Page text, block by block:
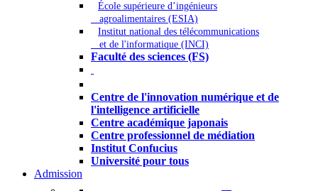
École supérieure d’ingénieurs
agroalimentaires (ESIA)
Institut national des télécommunications
et de l'informatique (INCI)
Faculté des sciences (FS)
Centre de l'innovation numérique et de
l'intelligence artificielle
Centre académique japonais
Centre professionnel de médiation
Institut Confucius
Université pour tous
Admission